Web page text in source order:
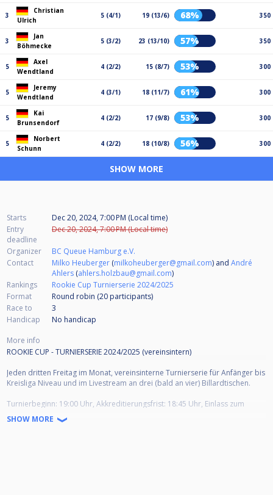
3
Christian
Ulrich
5 (4/1) 19 (13/6) 68% 350
3
Jan
Böhmecke
5 (3/2) 23 (13/10) 57% 350
5
Axel
Wendtland
4 (2/2) 15 (8/7) 53% 300
5
Jeremy
Wendtland
4 (3/1) 18 (11/7) 61% 300
5
Kai
Brunsendorf
4 (2/2) 17 (9/8) 53% 300
5
Norbert
Schunn
4 (2/2) 18 (10/8) 56% 300
SHOW MORE
Starts
Dec 20, 2024, 7:00 PM (Local time)
Entry
deadline
Dec 20, 2024, 7:00 PM (Local time)
Organizer
BC Queue Hamburg e.V.
Contact
Milko Heuberger (milkoheuberger@gmail.com) and André
Ahlers (ahlers.holzbau@gmail.com)
Rankings
Rookie Cup Turnierserie 2024/2025
Format
Round robin (20 participants)
Race to
3
Handicap
No handicap
More info
ROOKIE CUP - TURNIERSERIE 2024/2025 (vereinsintern)
Jeden dritten Freitag im Monat, vereinsinterne Turnierserie für Anfänger bis
Kreisliga Niveau und im Livestream an drei (bald an vier) Billardtischen.
Turnierbeginn: 19:00 Uhr, Akkreditierungsfrist: 18:45 Uhr, Einlass zum
Warmspielen: 17:30 Uhr
SHOW MORE